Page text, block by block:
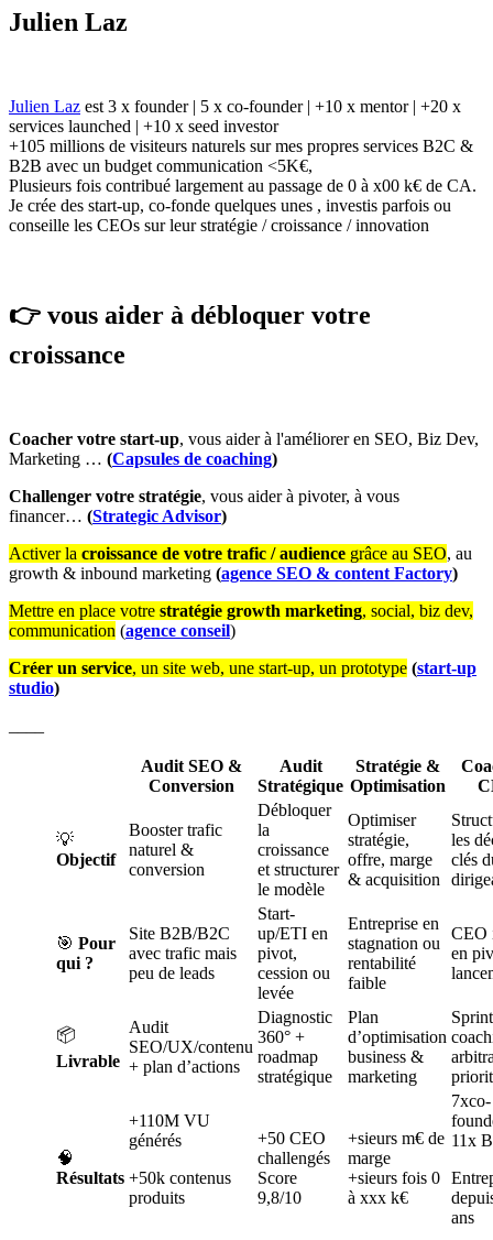
Julien Laz
Julien Laz est 3 x founder | 5 x co-founder | +10 x mentor | +20 x
services launched | +10 x seed investor
+105 millions de visiteurs naturels sur mes propres services B2C &
B2B avec un budget communication <5K€,
Plusieurs fois contribué largement au passage de 0 à x00 k€ de CA.
Je crée des start-up, co-fonde quelques unes , investis parfois ou
conseille les CEOs sur leur stratégie / croissance / innovation
👉 vous aider à débloquer votre
croissance
Coacher votre start-up, vous aider à l'améliorer en SEO, Biz Dev,
Marketing … (Capsules de coaching)
Challenger votre stratégie, vous aider à pivoter, à vous
financer… (Strategic Advisor)
Activer la croissance de votre trafic / audience grâce au SEO, au
growth & inbound marketing (agence SEO & content Factory)
Mettre en place votre stratégie growth marketing, social, biz dev,
communication (agence conseil)
Créer un service, un site web, une start-up, un prototype (start-up
studio)
Audit SEO &
Conversion
Audit
Stratégique
Stratégie &
Optimisation
💡
Objectif
Booster trafic
naturel &
conversion
Débloquer
la
croissance
et structurer
le modèle
Optimiser
stratégie,
offre, marge
& acquisition
les
clés
🎯 Pour
qui ?
Site B2B/B2C
avec trafic mais
peu de leads
Start-
up/ETI en
pivot,
cession ou
levée
Entreprise en
stagnation ou
rentabilité
faible
CEO
en
📦
Livrable
Audit
SEO/UX/contenu
+ plan d’actions
Diagnostic
360° +
roadmap
stratégique
Plan
d’optimisation
business &
marketing
🧠
Résultats
+110M VU
générés
+50k contenus
produits
+50 CEO
challengés
Score
9,8/10
+sieurs m€ de
marge
+sieurs fois 0
à xxx k€
7xco-
11x
ans